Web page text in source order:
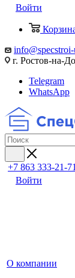
Войти
г. Ростов-на-
Telegram
WhatsApp
+7 863 333-21-71
Войти
О компании